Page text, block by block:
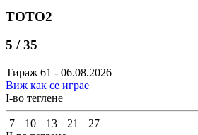
ТОТО2
5 / 35
Тираж 61 - 06.08.2026
Виж как се играе
I-во теглене
7 10 13 21
27